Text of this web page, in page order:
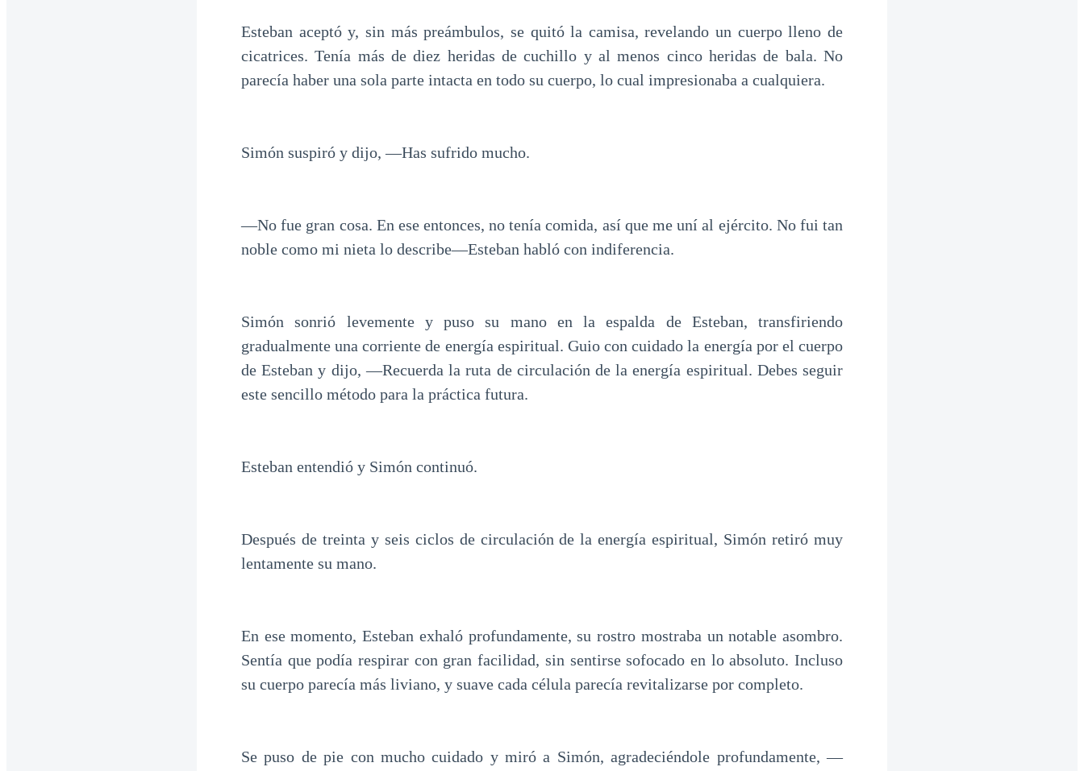
Esteban aceptó y, sin más preámbulos, se quitó la camisa, revelando un cuerpo lleno de
cicatrices. Tenía más de diez heridas de cuchillo y al menos cinco heridas de bala. No
parecía haber una sola parte intacta en todo su cuerpo, lo cual impresionaba a cualquiera.
Simón suspiró y dijo, —Has sufrido mucho.
—No fue gran cosa. En ese entonces, no tenía comida, así que me uní al ejército. No fui tan
noble como mi nieta lo describe—Esteban habló con indiferencia.
Simón sonrió levemente y puso su mano en la espalda de Esteban, transfiriendo
gradualmente una corriente de energía espiritual. Guio con cuidado la energía por el cuerpo
de Esteban y dijo, —Recuerda la ruta de circulación de la energía espiritual. Debes seguir
este sencillo método para la práctica futura.
Esteban entendió y Simón continuó.
Después de treinta y seis ciclos de circulación de la energía espiritual, Simón retiró muy
lentamente su mano.
En ese momento, Esteban exhaló profundamente, su rostro mostraba un notable asombro.
Sentía que podía respirar con gran facilidad, sin sentirse sofocado en lo absoluto. Incluso
su cuerpo parecía más liviano, y suave cada célula parecía revitalizarse por completo.
Se puso de pie con mucho cuidado y miró a Simón, agradeciéndole profundamente, —